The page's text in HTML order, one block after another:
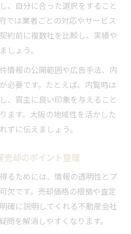
、自分に合った選択をすること
では業者ごとの対応やサービス
約前に複数社を比較し、実績や
しょう。
情報の公開範囲や広告手法、内
必要です。たとえば、内覧時は
、買主に良い印象を与えること
ます。大阪の地域性を活かした
ずに伝えましょう。
売却のポイント整理
るためには、情報の透明性とプ
欠です。売却価格の根拠や査定
確に説明してくれる不動産会社
問を解消しやすくなります。